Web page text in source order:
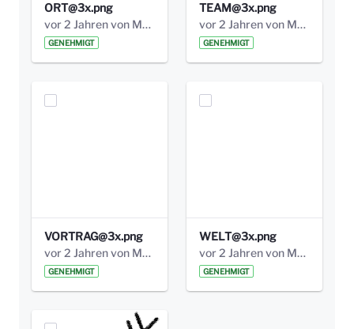
ORT@3x.png
vor 2 Jahren von Marcel Eckert
GENEHMIGT
TEAM@3x.png
vor 2 Jahren von Marcel Eckert
GENEHMIGT
VORTRAG@3x.png
vor 2 Jahren von Marcel Eckert
GENEHMIGT
WELT@3x.png
vor 2 Jahren von Marcel Eckert
GENEHMIGT